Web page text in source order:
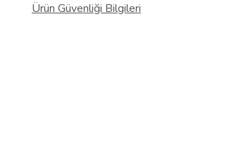
Ürün Güvenliği Bilgileri